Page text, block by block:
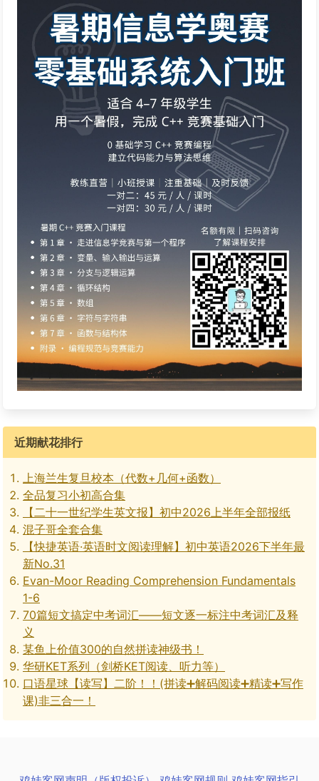
近期献花排行
上海兰生复旦校本（代数+几何+函数）
全品复习小初高合集
【二十一世纪学生英文报】初中2026上半年全部报纸
混子哥全套合集
【快捷英语·英语时文阅读理解】初中英语2026下半年最
新No.31
Evan-Moor Reading Comprehension Fundamentals
1-6
70篇短文搞定中考词汇——短文逐一标注中考词汇及释
义
某鱼上价值300的自然拼读神级书！
华研KET系列（剑桥KET阅读、听力等）
口语星球【读写】二阶！！(拼读➕解码阅读➕精读➕写作
课)非三合一！